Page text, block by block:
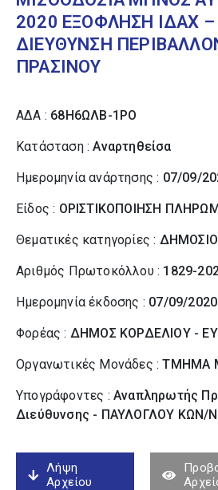
2020 ΕΞΟΦΛΗΣΗ ΙΔΑΧ –
ΔΙΕΥΘΥΝΣΗ
ΠΡΑΣΙΝΟΥ
ΑΔΑ : 68Η6ΩΛΒ-1ΡΟ
Κατάσταση :Αναρτηθείσα
Ημερομηνία ανάρτησης : 07/09/
Είδος : ΟΡΙΣΤΙΚΟΠΟΙΗΣΗ
Θεματικές κατηγορίες :
Αριθμός Πρωτοκόλλου : 1829-
Ημερομηνία έκδοσης : 07/09/2020
Φορέας : ΔΗΜΟΣ ΚΟΡΔΕΛΙΟΥ -
Οργανωτικές Μονάδες :ΤΜΗΜΑ
Υπογράφοντες : Αναπληρωτής
Διεύθυνσης - ΠΑΥΛΟΓΛΟΥ ΚΩΝ/
Λήψη
Αρχείου